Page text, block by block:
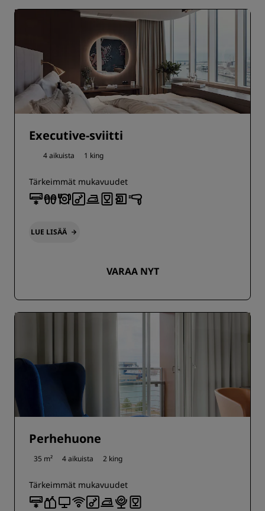
Executive-sviitti
4 aikuista 1 king
Tärkeimmät mukavuudet
LUE LISÄÄ
VARAA NYT
Perhehuone
35 m² 4 aikuista 2 king
Tärkeimmät mukavuudet